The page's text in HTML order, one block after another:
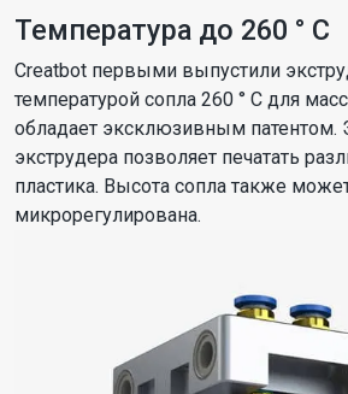
Температура до 260 ° C
Creatbot первыми выпустили
температурой сопла 260 ° C для
обладает эксклюзивным патентом.
экструдера позволяет печатать
пластика. Высота сопла также
микрорегулирована.